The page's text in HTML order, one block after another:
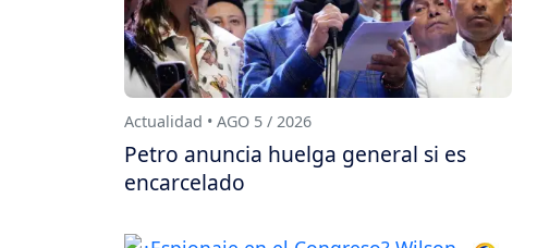
Actualidad • AGO 5 / 2026
Petro anuncia huelga general si es
encarcelado